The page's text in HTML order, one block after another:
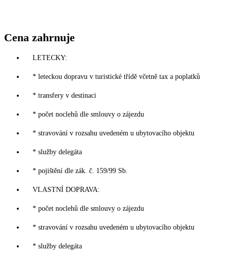
Cena zahrnuje
LETECKY:
* leteckou dopravu v turistické třídě včetně tax a poplatků
* transfery v destinaci
* počet noclehů dle smlouvy o zájezdu
* stravování v rozsahu uvedeném u ubytovacího objektu
* služby delegáta
* pojištění dle zák. č. 159/99 Sb.
VLASTNÍ DOPRAVA:
* počet noclehů dle smlouvy o zájezdu
* stravování v rozsahu uvedeném u ubytovacího objektu
* služby delegáta